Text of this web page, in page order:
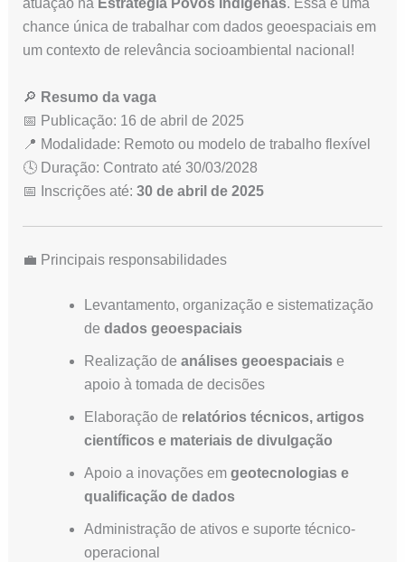
atuação na Estratégia Povos Indígenas. Essa é uma
chance única de trabalhar com dados geoespaciais em
um contexto de relevância socioambiental nacional!
🔎 Resumo da vaga
📅 Publicação: 16 de abril de 2025
📍 Modalidade: Remoto ou modelo de trabalho flexível
🕓 Duração: Contrato até 30/03/2028
📅 Inscrições até: 30 de abril de 2025
💼 Principais responsabilidades
Levantamento, organização e sistematização
de dados geoespaciais
Realização de análises geoespaciaise
apoio à tomada de decisões
Elaboração de relatórios técnicos, artigos
científicos e materiais de divulgação
Apoio a inovações em geotecnologias e
qualificação de dados
Administração de ativos e suporte técnico-
operacional